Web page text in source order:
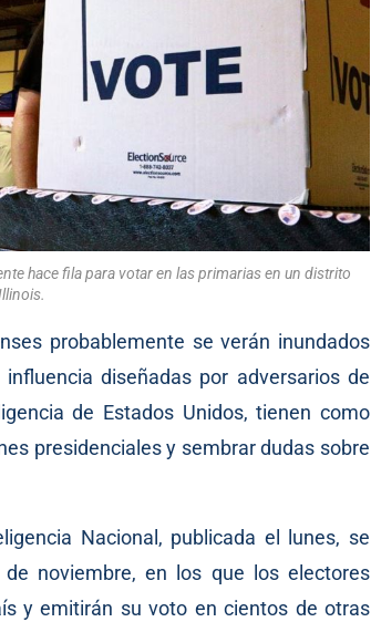
hace fila para votar en las primarias en un distrito
probablemente se verán inundados
diseñadas por adversarios de
de Estados Unidos, tienen como
presidenciales y sembrar dudas sobre
Nacional, publicada el lunes, se
noviembre, en los que los electores
y emitirán su voto en cientos de otras